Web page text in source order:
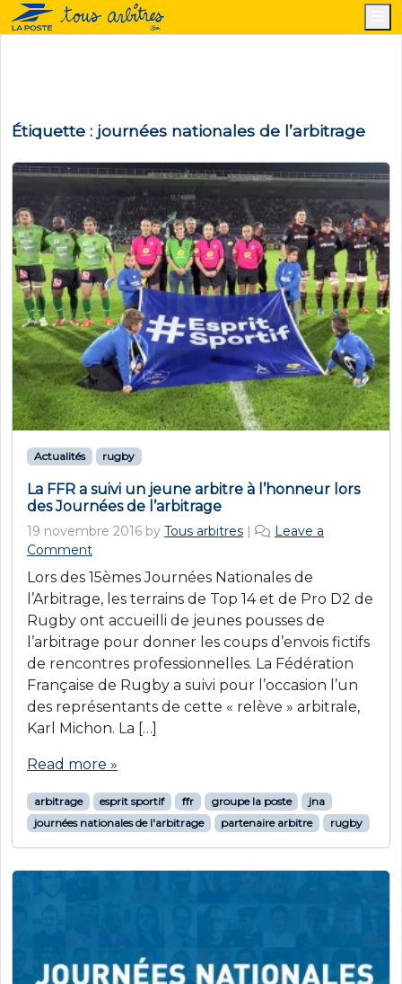
Étiquette : journées nationales de l’arbitrage
Actualités rugby
La FFR a suivi un jeune arbitre à l’honneur lors
des Journées de l’arbitrage
19 novembre 2016 by Tous arbitres |
Leave a
Comment
Lors des 15èmes Journées Nationales de
l’Arbitrage, les terrains de Top 14 et de Pro D2 de
Rugby ont accueilli de jeunes pousses de
l’arbitrage pour donner les coups d’envois fictifs
de rencontres professionnelles. La Fédération
Française de Rugby a suivi pour l’occasion l’un
des représentants de cette « relève » arbitrale,
Karl Michon. La […]
Read more »
arbitrage esprit sportif ffr groupe la poste
jna
journées nationales de l'arbitrage
partenaire arbitre rugby